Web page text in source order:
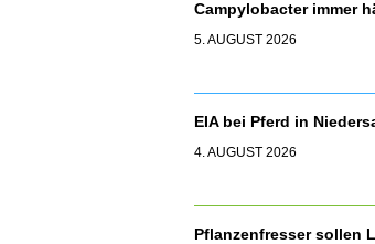
Campylobacter immer
5. AUGUST 2026
EIA bei Pferd in
4. AUGUST 2026
Pflanzenfresser sollen